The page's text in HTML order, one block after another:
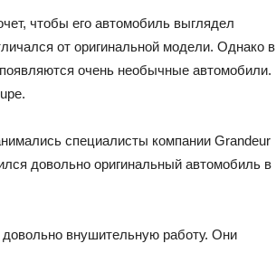
чтобы его автомобиль выглядел
от оригинальной модели. Однако в
очень необычные автомобили.
специалисты компании Grandeur
довольно оригинальный автомобиль в
внушительную работу. Они